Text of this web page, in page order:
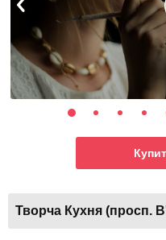
Творча Кухня (просп.